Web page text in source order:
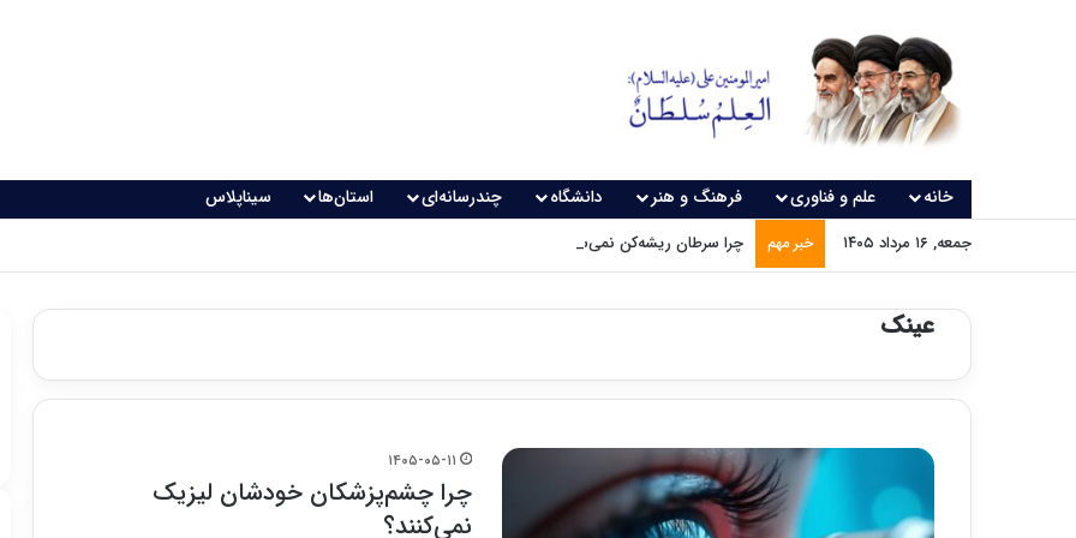
خانه علم و فناوری فرهنگ و هنر دانشگاه چندرسانه‌ای استان‌ها سیناپلاس
جمعه, ۱۶ مرداد ۱۴۰۵ خبر مهم چرا سرطان ریشه‌کن نمی‌شود؟
عینک
۱۴۰۵-۰۵-۱۱
چرا چشم‌پزشکان خودشان لیزیک
نمی‌کنند؟